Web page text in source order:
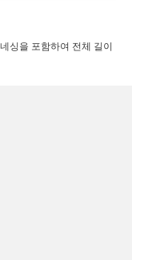
싱을 포함하여 전체 길이